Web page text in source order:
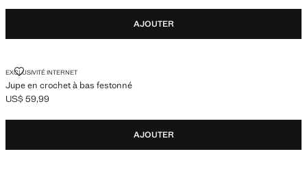
AJOUTER
EXCLUSIVITÉ INTERNET
Jupe en crochet à bas festonné
JUPE EN CROCHET À BAS FESTONNÉ
Prix actuel [US$ 59,99 ]
US$ 59,99
AJOUTER